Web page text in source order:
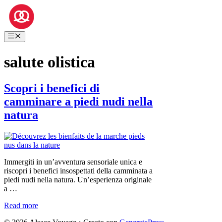
Vai
contenuto
Menu
salute olistica
Scopri i benefici di
camminare a piedi nudi nella
natura
Immergiti in un’avventura sensoriale unica e
riscopri i benefici insospettati della camminata a
piedi nudi nella natura. Un’esperienza originale
a …
Read more